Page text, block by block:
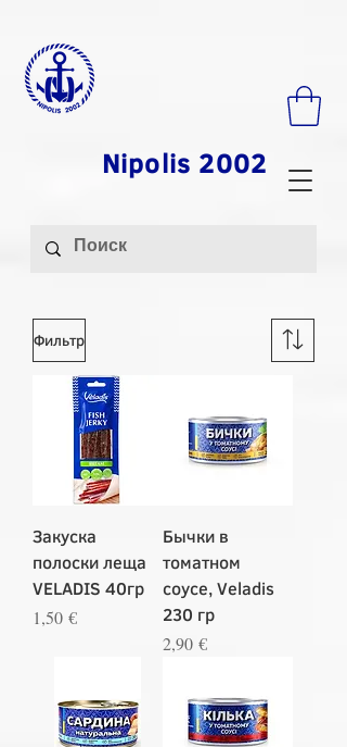
Nipolis 2002
Фильтр
Закуска
полоски леща
VELADIS 40гр
Цена
1,50 €
Бычки в
томатном
соусе, Veladis
230 гр
Цена
2,90 €